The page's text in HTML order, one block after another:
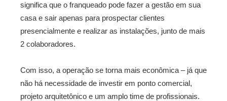
significa que o franqueado pode fazer a gestão em sua
casa e sair apenas para prospectar clientes
presencialmente e realizar as instalações, junto de mais
2 colaboradores.
Com isso, a operação se torna mais econômica – já que
não há necessidade de investir em ponto comercial,
projeto arquitetônico e um amplo time de profissionais.